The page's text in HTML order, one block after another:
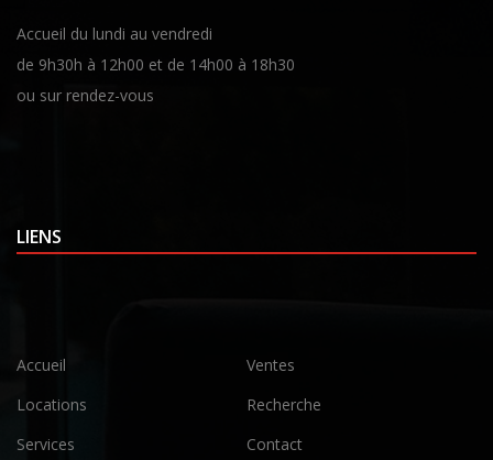
Accueil du lundi au vendredi
de 9h30h à 12h00 et de 14h00 à 18h30
ou sur rendez-vous
LIENS
Accueil
Ventes
Locations
Recherche
Services
Contact